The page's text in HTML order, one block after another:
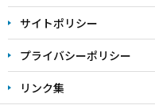
サイトポリシー
プライバシーポリシー
リンク集